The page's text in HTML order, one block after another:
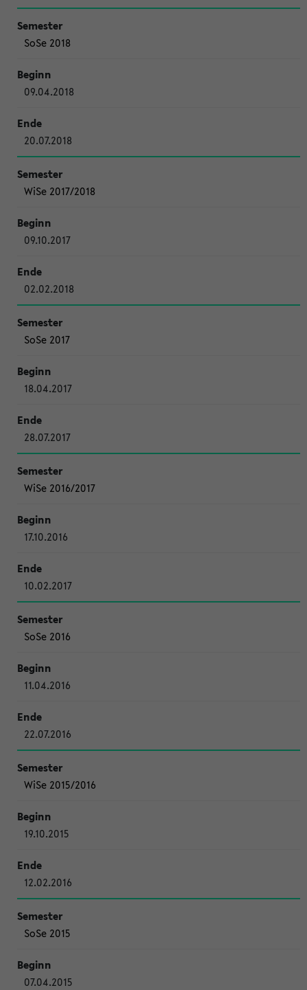
SoSe 2018
09.04.2018
20.07.2018
WiSe 2017/2018
09.10.2017
02.02.2018
SoSe 2017
18.04.2017
28.07.2017
WiSe 2016/2017
17.10.2016
10.02.2017
SoSe 2016
11.04.2016
22.07.2016
WiSe 2015/2016
19.10.2015
12.02.2016
SoSe 2015
07.04.2015